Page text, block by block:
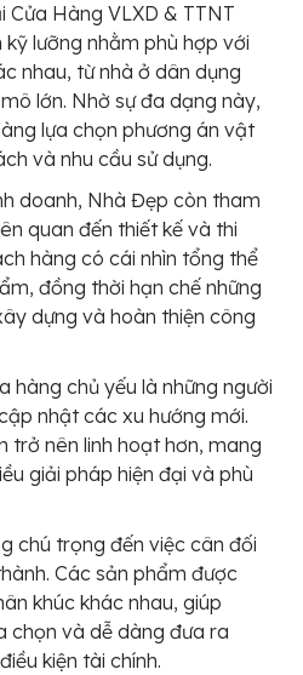
Hàng VLXD & TTNT
lưỡng nhằm phù hợp với
nhau, từ nhà ở dân dụng
lớn. Nhờ sự đa dạng này,
lựa chọn phương án vật
và nhu cầu sử dụng.
doanh, Nhà Đẹp còn tham
quan đến thiết kế và thi
hàng có cái nhìn tổng thể
đồng thời hạn chế những
dựng và hoàn thiện công
hàng chủ yếu là những người
nhật các xu hướng mới.
trở nên linh hoạt hơn, mang
giải pháp hiện đại và phù
chú trọng đến việc cân đối
Các sản phẩm được
khúc khác nhau, giúp
chọn và dễ dàng đưa ra
kiện tài chính.